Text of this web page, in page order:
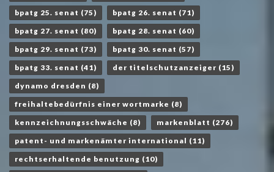
bpatg 25. senat (75) bpatg 26. senat (71)
bpatg 27. senat (80) bpatg 28. senat (60)
bpatg 29. senat (73) bpatg 30. senat (57)
bpatg 33. senat (41) der titelschutzanzeiger (15)
dynamo dresden (8)
freihaltebedürfnis einer wortmarke (8)
kennzeichnungsschwäche (8) markenblatt (276)
patent- und markenämter international (11)
rechtserhaltende benutzung (10)